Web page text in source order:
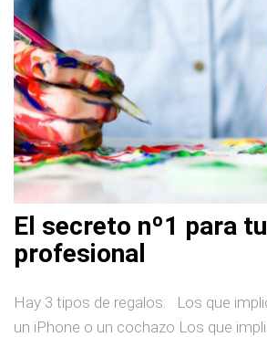
El secreto nº1 para
profesional
Hay 3 tipos de regalos: Los que
un iPhone o un cochazo Los que